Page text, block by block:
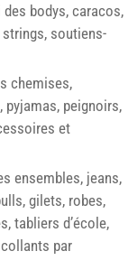
bodys, caracos,
soutiens-
chemises,
pyjamas, peignoirs,
et
ensembles, jeans,
gilets, robes,
tabliers d’école,
par